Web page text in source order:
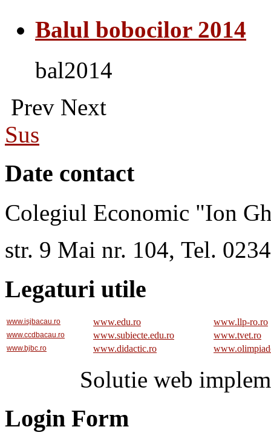
Balul bobocilor 2014
bal2014
Prev Next
Sus
Date contact
Colegiul Economic "Ion
str. 9 Mai nr. 104, Tel.
Legaturi utile
www.isjbacau.ro www.edu.ro www.llp-ro.ro
www.ccdbacau.ro www.subiecte.edu.ro www.tvet.ro
www.bjbc.ro www.didactic.ro
Solutie web
Login Form